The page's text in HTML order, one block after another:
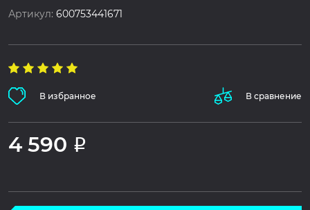
Артикул:600753441671
В избранное В сравнение
4 590 Р